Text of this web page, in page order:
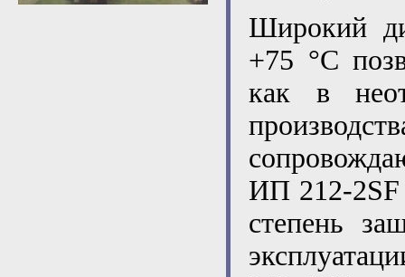
Широкий
+75 °С
как в
ИП 212-2SF
степень